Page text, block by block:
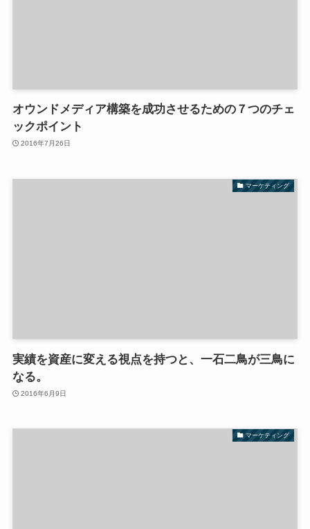
オウンドメディア構築を成功させるための７つのチェ
ックポイント
2016年7月26日
マーケティング
実績を資産に変える視点を持つと、一石二鳥が三鳥に
なる。
2016年6月9日
マーケティング